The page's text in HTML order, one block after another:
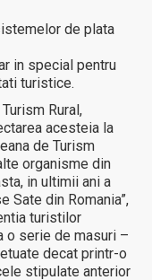
de plata
in special pentru
turistice.
Rural,
acesteia la
de Turism
organisme din
in ultimii ani a
Sate din Romania”,
turistilor
o serie de masuri –
decat printr-o
stipulate anterior